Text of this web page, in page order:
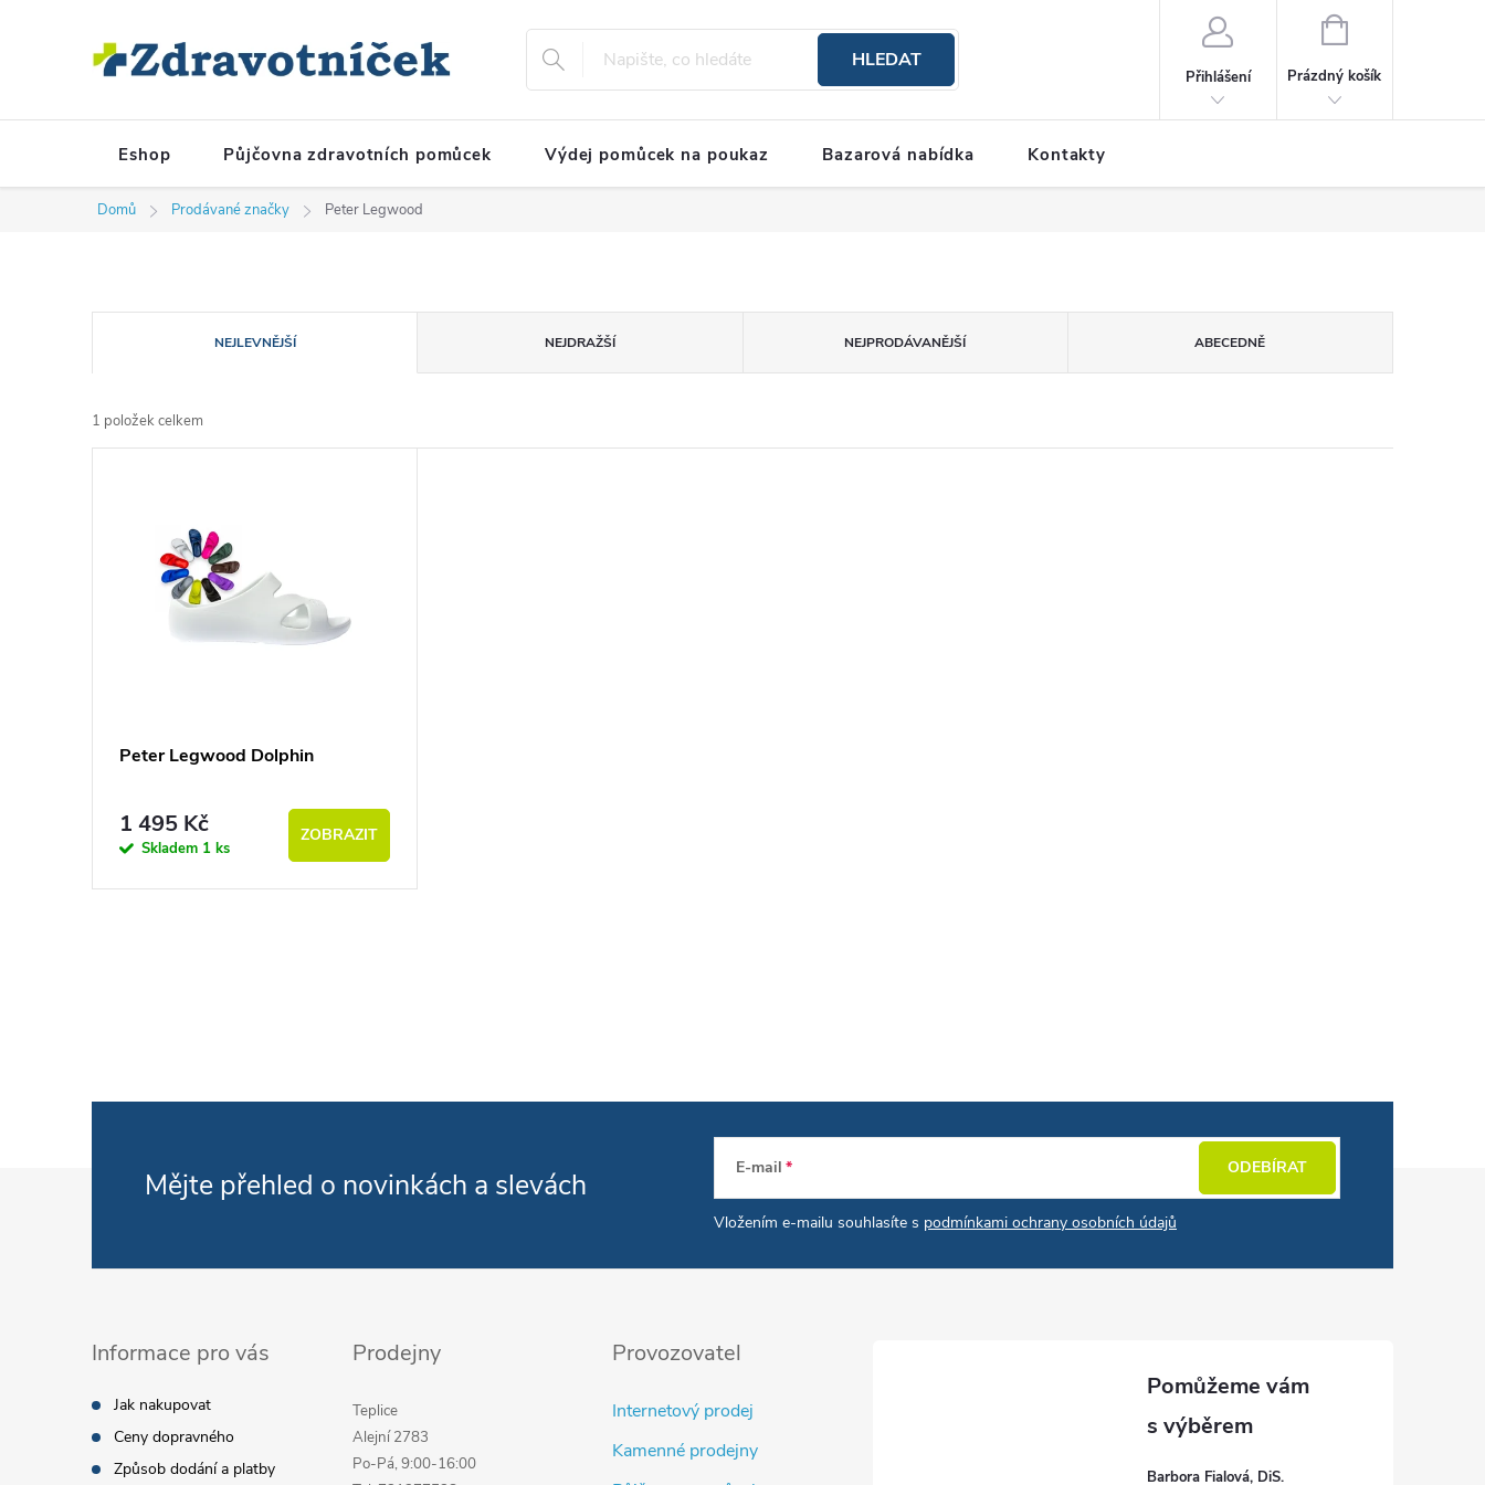
HLEDAT
Přihlášení
NÁKUPNÍ KOŠÍK
Prázdný košík
Eshop Půjčovna zdravotních pomůcek Výdej pomůcek na poukaz Bazarová nabídka Kontakty
Domů Prodávané značky Peter Legwood
Řazení produktů
NEJLEVNĚJŠÍ NEJDRAŽŠÍ NEJPRODÁVANĚJŠÍ ABECEDNĚ
1 položek celkem
Peter Legwood Dolphin
1 495 Kč
Skladem 1 ks
ZOBRAZIT
Mějte přehled o novinkách a slevách E-mail
Vložením e-mailu souhlasíte s podmínkami ochrany osobních údajů
ODEBÍRAT
Informace pro vás
Jak nakupovat
Ceny dopravného
Způsob dodání a platby
Prodejny
Teplice
Alejní 2783
Po-Pá, 9:00-16:00
Provozovatel
Internetový prodej
Kamenné prodejny
Barbora Fialová, DiS.